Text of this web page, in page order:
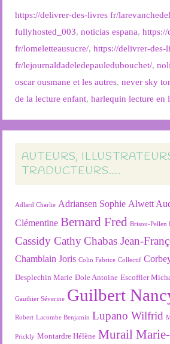
https://delivrer-des-livres fr/
fullyhosted_003,noticias espana,
fr/lomeletteausucre/,https://delivrer-des-
fr/lejournaldadeledepauledubouchet/,
oscar ousmane et les autres,never sky
de la lecture enfant,harlequin lecture en
AUTEURS,
TRADUCTEURS….
Adlard Charlie Adriansen Sophie Alwett
Clémentine Bernard Fred Brisou-Pellen
Cassidy Cathy Chabas Jean-
Chamblain Joris Colin Fabrice Collectif
Desplechin Marie Dole Antoine Escoffier
Gauthier Séverine Guilbert
Robert Lacombe Benjamin Lupano Wilfrid
Prickly Montardre Hélène Murail